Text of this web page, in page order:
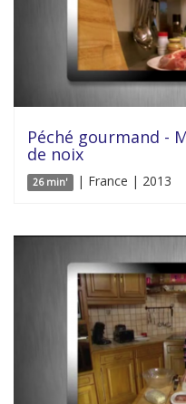
Péché gourmand -
de noix
26 min' | France | 2013